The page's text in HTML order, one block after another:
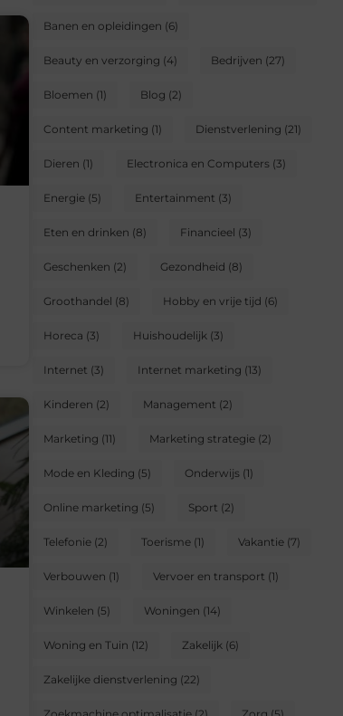
Banen en opleidingen (6)
Beauty en verzorging (4) Bedrijven (27)
Bloemen (1) Blog (2)
Content marketing (1) Dienstverlening (21)
Dieren (1) Electronica en Computers (3)
Energie (5) Entertainment (3)
Eten en drinken (8) Financieel (3)
Geschenken (2) Gezondheid (8)
Groothandel (8) Hobby en vrije tijd (6)
Horeca (3) Huishoudelijk (3)
Internet (3) Internet marketing (13)
Kinderen (2) Management (2)
Marketing (11) Marketing strategie (2)
Mode en Kleding (5) Onderwijs (1)
Online marketing (5) Sport (2)
Telefonie (2) Toerisme (1) Vakantie (7)
Verbouwen (1) Vervoer en transport (1)
Winkelen (5) Woningen (14)
Woning en Tuin (12) Zakelijk (6)
Zakelijke dienstverlening (22)